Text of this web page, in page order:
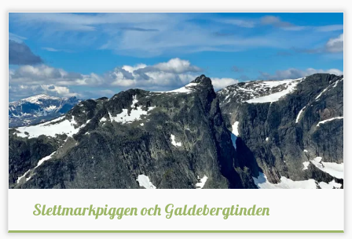
Slettmarkpiggen och Galdebergtinden